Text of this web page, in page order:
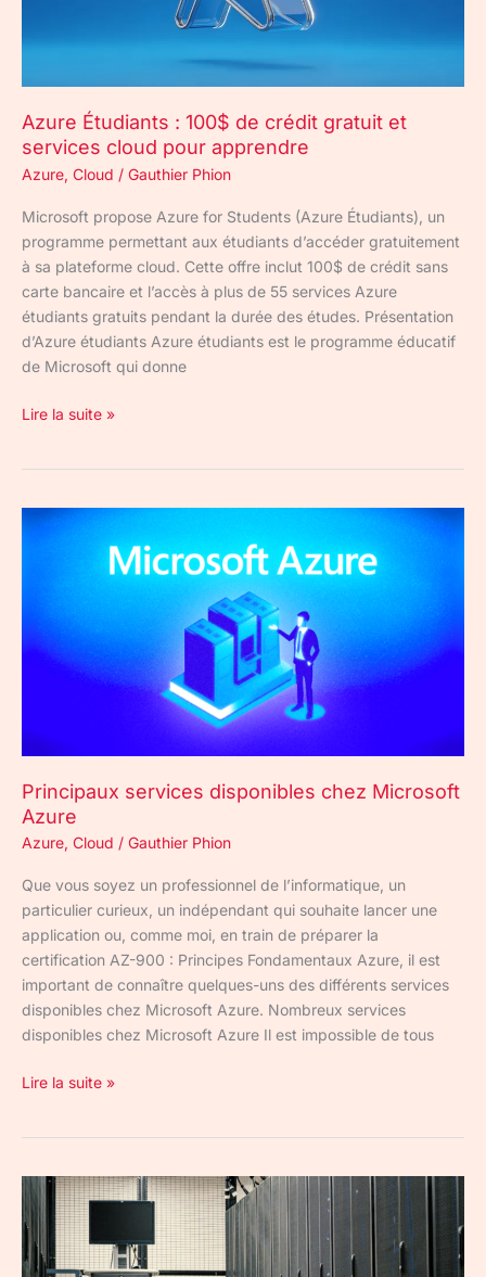
Azure Étudiants : 100$ de crédit gratuit et
services cloud pour apprendre
Azure, Cloud / Gauthier Phion
Microsoft propose Azure for Students (Azure Étudiants), un
programme permettant aux étudiants d’accéder gratuitement
à sa plateforme cloud. Cette offre inclut 100$ de crédit sans
carte bancaire et l’accès à plus de 55 services Azure
étudiants gratuits pendant la durée des études. Présentation
d’Azure étudiants Azure étudiants est le programme éducatif
de Microsoft qui donne
services
apprendre
Lire la suite »
Principaux services disponibles chez Microsoft
Azure
Azure, Cloud / Gauthier Phion
Que vous soyez un professionnel de l’informatique, un
particulier curieux, un indépendant qui souhaite lancer une
application ou, comme moi, en train de préparer la
certification AZ-900 : Principes Fondamentaux Azure, il est
important de connaître quelques-uns des différents services
disponibles chez Microsoft Azure. Nombreux services
disponibles chez Microsoft Azure Il est impossible de tous
Principaux
Microsoft
Azure
Lire la suite »
Modèle
de
responsabilité
partagée